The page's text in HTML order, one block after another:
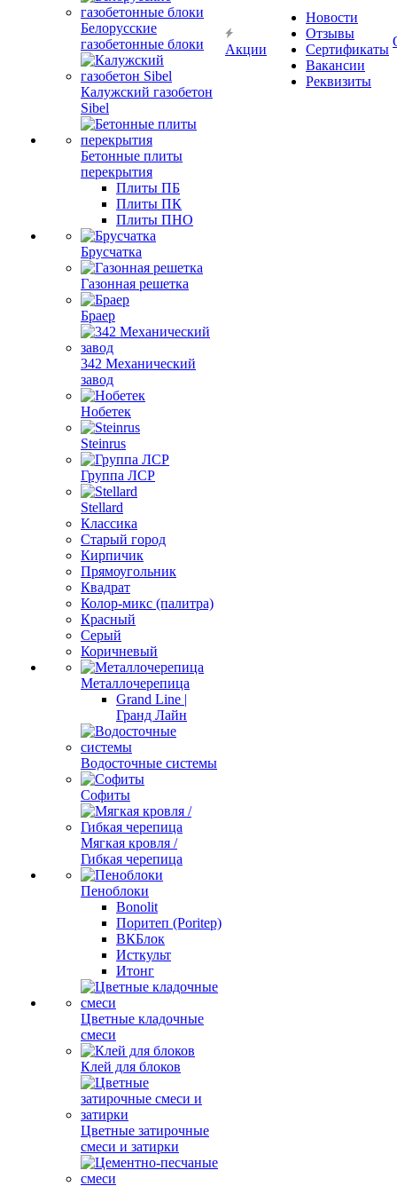
Белорусские
газобетонные блоки
Калужский газобетон
Sibel
Бетонные плиты
перекрытия
Плиты ПБ
Плиты ПК
Плиты ПНО
Брусчатка
Газонная решетка
Браер
342 Механический
завод
Нобетек
Steinrus
Группа ЛСР
Stellard
Классика
Старый город
Кирпичик
Прямоугольник
Квадрат
Колор-микс (палитра)
Красный
Серый
Коричневый
Металлочерепица
Grand Line |
Гранд Лайн
Водосточные системы
Софиты
Мягкая кровля /
Гибкая черепица
Пеноблоки
Bonolit
Поритеп (Poritep)
ВКБлок
Исткульт
Итонг
Цветные кладочные
смеси
Клей для блоков
Цветные затирочные
смеси и затирки
Акции
Новости
Отзывы
Сертификаты
Вакансии
Реквизиты